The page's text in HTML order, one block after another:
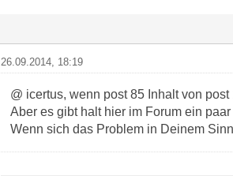
26.09.2014, 18:19
@ icertus, wenn post 85 Inhalt von
Aber es gibt halt hier im Forum ein
Wenn sich das Problem in Deinem